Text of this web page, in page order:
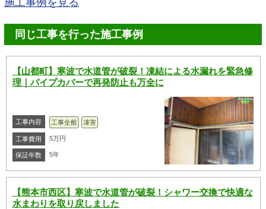
施工事例を見る
同じ工事を行った施工事例
【山都町】寒波で水道管が破裂！凍結による水漏れを緊急修
理｜パイプカバーで再発防止も万全に
工事内容 工事全般 凍害
工事費用 5万円
保証年数 5年
【熊本市西区】寒波で水道管が破裂！シャワー交換で快適な
水まわりを取り戻しました